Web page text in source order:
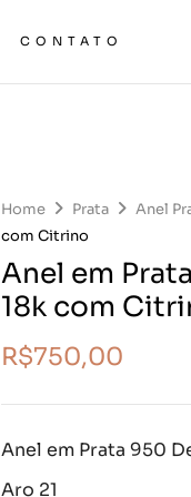
CONTATO
Home Prata Anel
com Citrino
Anel em
18k com
R$750,00
Anel em Prata 950
Aro 21